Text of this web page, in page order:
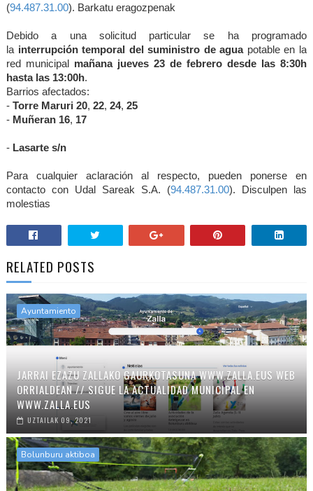
(94.487.31.00). Barkatu eragozpenak
Debido a una solicitud particular se ha programado
la interrupción temporal del suministro de aguapotable en la
red municipal mañana jueves 23 de febrero desde las 8:30h
hasta las 13:00h.
Barrios afectados:
- Torre Maruri 20, 22, 24, 25
- Muñeran 16, 17
- Lasarte s/n
Para cualquier aclaración al respecto, pueden ponerse en
contacto con Udal Sareak S.A. (94.487.31.00). Disculpen las
molestias
RELATED POSTS
Ayuntamiento
JARRAI EZAZU ZALLAKO GAURKOTASUNA WWW.ZALLA.EUS WEB
ORRIALDEAN // SIGUE LA ACTUALIDAD MUNICIPAL EN
WWW.ZALLA.EUS
UZTAILAK 09, 2021
Bolunburu aktiboa